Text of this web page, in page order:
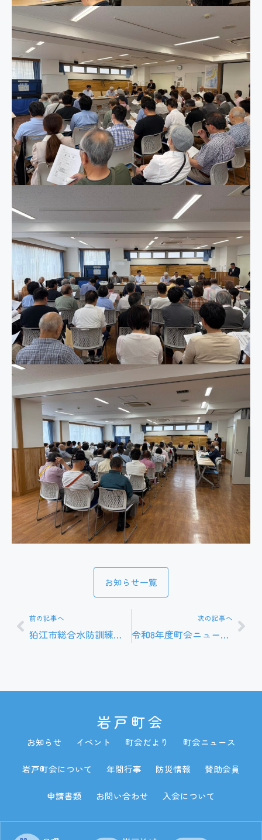
お知らせ一覧
Prev
前の記事へ
狛江市総合水防訓練に参加しました。
次の記事へ
令和8年度町会ニュース１号が発行されました。
岩戸町会
お知らせ イベント 町会だより 町会ニュース
岩戸町会について 年間行事 防災情報 賛助会員
申請書類 お問い合わせ 入会について